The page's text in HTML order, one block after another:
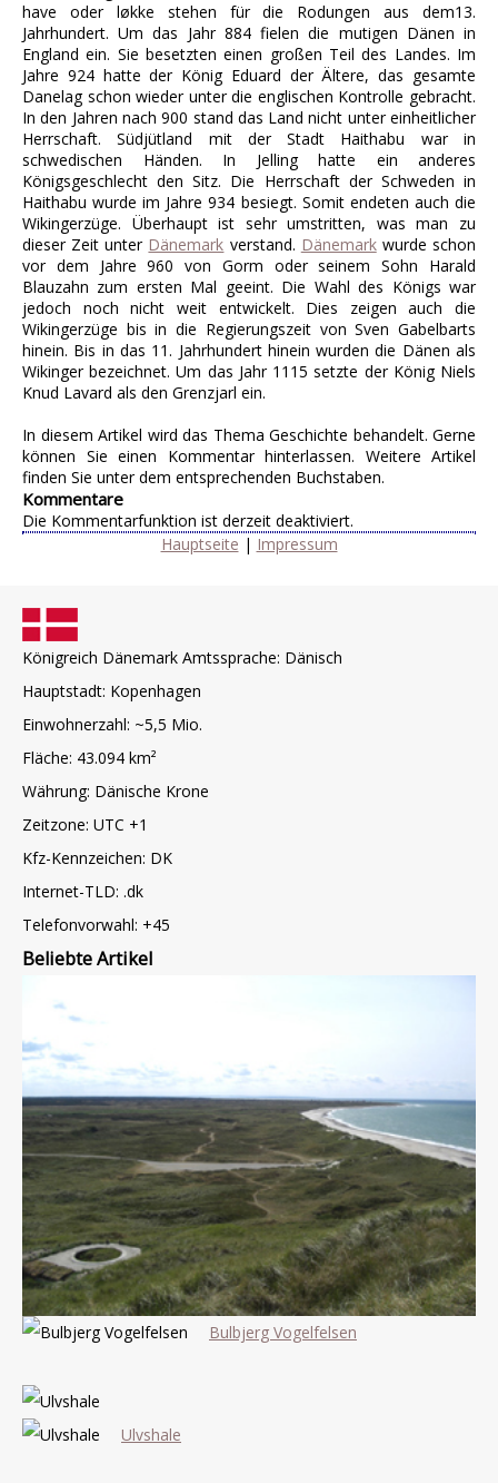
have oder løkke stehen für die Rodungen aus dem13.
Jahrhundert. Um das Jahr 884 fielen die mutigen Dänen in
England ein. Sie besetzten einen großen Teil des Landes. Im
Jahre 924 hatte der König Eduard der Ältere, das gesamte
Danelag schon wieder unter die englischen Kontrolle gebracht.
In den Jahren nach 900 stand das Land nicht unter einheitlicher
Herrschaft. Südjütland mit der Stadt Haithabu war in
schwedischen Händen. In Jelling hatte ein anderes
Königsgeschlecht den Sitz. Die Herrschaft der Schweden in
Haithabu wurde im Jahre 934 besiegt. Somit endeten auch die
Wikingerzüge. Überhaupt ist sehr umstritten, was man zu
dieser Zeit unter Dänemark verstand. Dänemarkwurde schon
vor dem Jahre 960 von Gorm oder seinem Sohn Harald
Blauzahn zum ersten Mal geeint. Die Wahl des Königs war
jedoch noch nicht weit entwickelt. Dies zeigen auch die
Wikingerzüge bis in die Regierungszeit von Sven Gabelbarts
hinein. Bis in das 11. Jahrhundert hinein wurden die Dänen als
Wikinger bezeichnet. Um das Jahr 1115 setzte der König Niels
Knud Lavard als den Grenzjarl ein.
In diesem Artikel wird das Thema Geschichte behandelt. Gerne
können Sie einen Kommentar hinterlassen. Weitere Artikel
finden Sie unter dem entsprechenden Buchstaben.
Kommentare
Die Kommentarfunktion ist derzeit deaktiviert.
Hauptseite | Impressum
Königreich Dänemark Amtssprache: Dänisch
Hauptstadt: Kopenhagen
Einwohnerzahl: ~5,5 Mio.
Fläche: 43.094 km²
Währung: Dänische Krone
Zeitzone: UTC +1
Kfz-Kennzeichen: DK
Internet-TLD: .dk
Telefonvorwahl: +45
Beliebte Artikel
Bulbjerg Vogelfelsen
Ulvshale